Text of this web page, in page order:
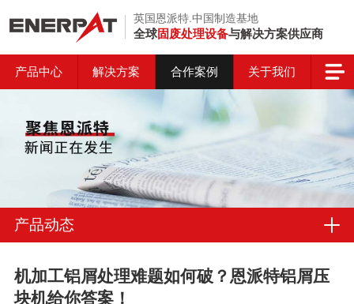
英国恩派特.中国制造基地
全球固废处理设备与解决方案供应商
产品中心 解决方案 合作案例 关于我们
产品动态
机加工铝屑处理难题如何破？恩派特铝屑压
块机给你答案！